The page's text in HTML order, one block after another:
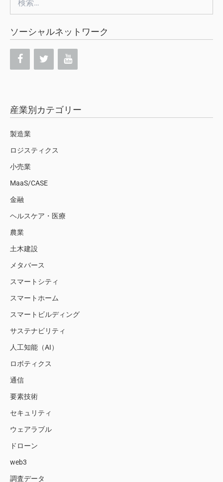
索:
ソーシャルネットワーク
産業別カテゴリー
製造業
ロジスティクス
小売業
MaaS/CASE
金融
ヘルスケア・医療
農業
土木建設
メタバース
スマートシティ
スマートホーム
スマートビルディング
サステナビリティ
人工知能（AI）
ロボティクス
通信
要素技術
セキュリティ
ウェアラブル
ドローン
web3
調査データ